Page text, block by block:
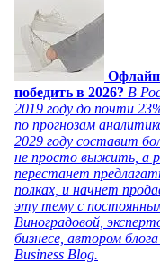
победить в 2026? В
2019 году до почти
по прогнозам
2029 году составит
не просто выжить, а
перестанет
полках, и начнет
эту тему с
Виноградовой,
бизнесе, автором
Business Blog.